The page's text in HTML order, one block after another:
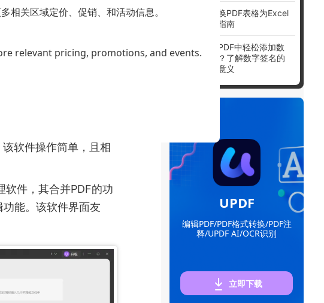
相关区域定价、促销、和活动信息。
relevant pricing, promotions, and events.
处理软件，功能强大。
、转换等多种功能，
软件操作简单，且相
软件，其合并PDF的功
能。该软件界面友
免费转换PDF表格为Excel
的完美指南
如何在PDF中轻松添加数
字签名？了解数字签名的
作用与意义
UPDF
编辑PDF/PDF格式转换/PDF注
释/UPDF AI/OCR识别
立即下载